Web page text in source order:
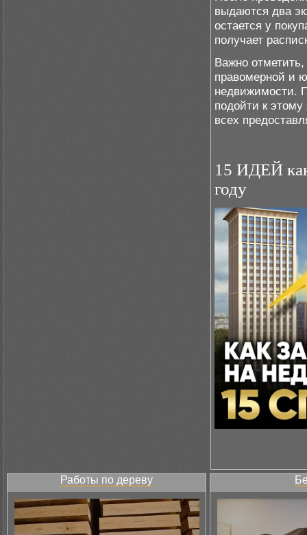
выдаются два
остается у
получает
Важно
правомерной и
недвижимости.
подойти к этому
всех
15 ИДЕЙ
году
Работы по дереву